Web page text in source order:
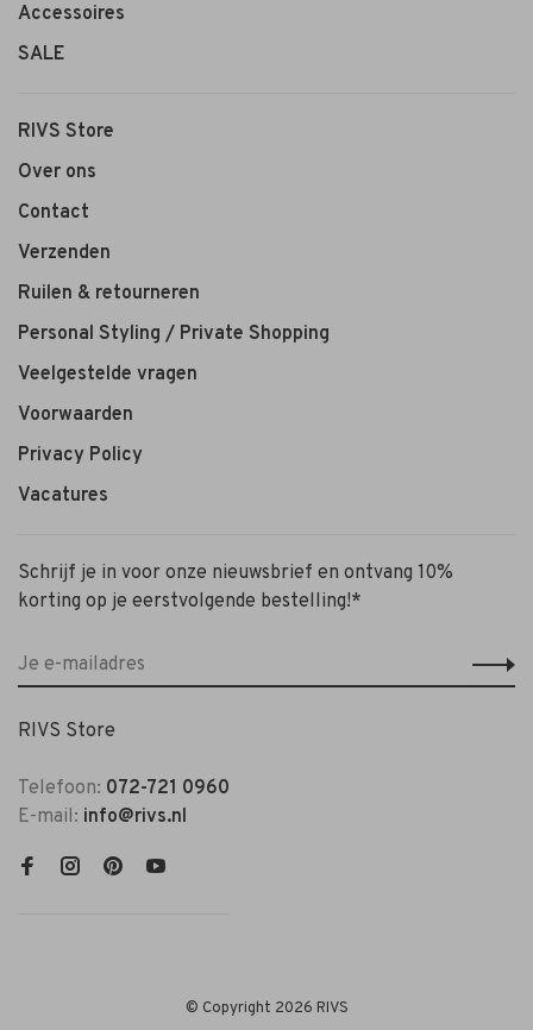
Accessoires
SALE
RIVS Store
Over ons
Contact
Verzenden
Ruilen & retourneren
Personal Styling / Private Shopping
Veelgestelde vragen
Voorwaarden
Privacy Policy
Vacatures
Schrijf je in voor onze nieuwsbrief en ontvang 10%
korting op je eerstvolgende bestelling!*
RIVS Store
Telefoon: 072-721 0960
E-mail: info@rivs.nl
© Copyright 2026 RIVS